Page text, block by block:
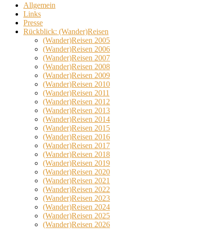
Allgemein
Links
Presse
Rückblick: (Wander)Reisen
(Wander)Reisen 2005
(Wander)Reisen 2006
(Wander)Reisen 2007
(Wander)Reisen 2008
(Wander)Reisen 2009
(Wander)Reisen 2010
(Wander)Reisen 2011
(Wander)Reisen 2012
(Wander)Reisen 2013
(Wander)Reisen 2014
(Wander)Reisen 2015
(Wander)Reisen 2016
(Wander)Reisen 2017
(Wander)Reisen 2018
(Wander)Reisen 2019
(Wander)Reisen 2020
(Wander)Reisen 2021
(Wander)Reisen 2022
(Wander)Reisen 2023
(Wander)Reisen 2024
(Wander)Reisen 2025
(Wander)Reisen 2026